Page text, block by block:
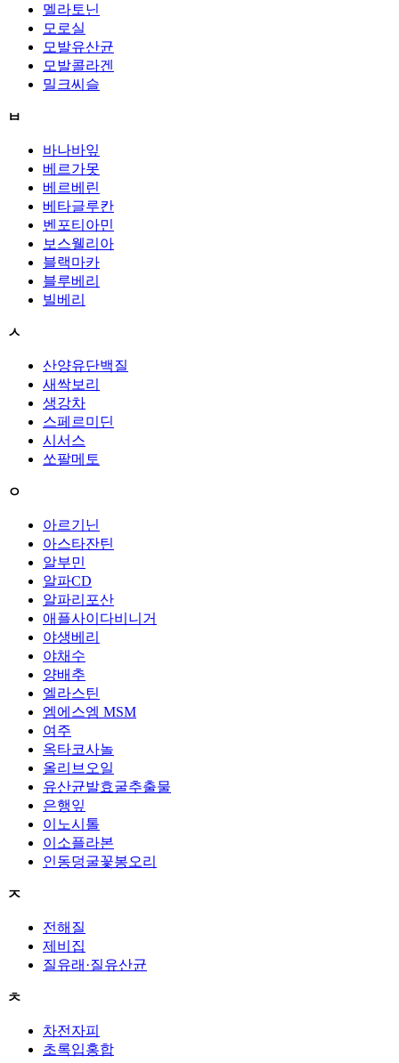
멜라토닌
모로실
모발유산균
모발콜라겐
밀크씨슬
ㅂ
바나바잎
베르가못
베르베린
베타글루칸
벤포티아민
보스웰리아
블랙마카
블루베리
빌베리
ㅅ
산양유단백질
새싹보리
생강차
스페르미딘
시서스
쏘팔메토
ㅇ
아르기닌
아스타잔틴
알부민
알파CD
알파리포산
애플사이다비니거
야생베리
야채수
양배추
엘라스틴
엠에스엠 MSM
여주
옥타코사놀
올리브오일
유산균발효굴추출물
은행잎
이노시톨
이소플라본
인동덩굴꽃봉오리
ㅈ
전해질
제비집
질유래·질유산균
ㅊ
차전자피
초록입홍합